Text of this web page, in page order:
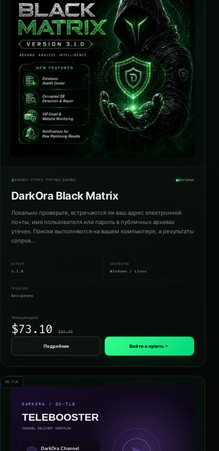
АНАЛИЗ УТЕЧЕК УЧЁТНЫХ ДАННЫХ Доступно
DarkOra Black Matrix
Локально проверьте, встречаются ли ваш адрес электронной
почты, имя пользователя или пароль в публичных архивах
утечек. Поиски выполняются на вашем компьютере, а результаты
сопров…
ВЕРСИЯ
3.1.0
ПЛАТФОРМА
Windows / Linux
ЛИЦЕНЗИЯ
Бессрочно
Текущая цена
$73.10 $86.00
Подробнее Войти и купить
DO-TLB